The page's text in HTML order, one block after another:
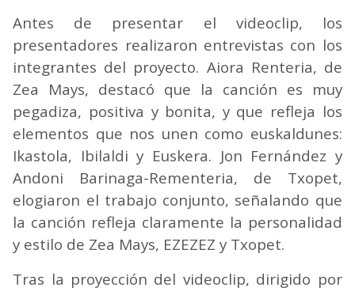
Antes de presentar el videoclip, los
presentadores realizaron entrevistas con los
integrantes del proyecto. Aiora Renteria, de
Zea Mays, destacó que la canción es muy
pegadiza, positiva y bonita, y que refleja los
elementos que nos unen como euskaldunes:
Ikastola, Ibilaldi y Euskera. Jon Fernández y
Andoni Barinaga-Rementeria, de Txopet,
elogiaron el trabajo conjunto, señalando que
la canción refleja claramente la personalidad
y estilo de Zea Mays, EZEZEZ y Txopet.
Tras la proyección del videoclip, dirigido por